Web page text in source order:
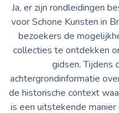
Ja, er zijn rondleidingen
voor Schone Kunsten in
bezoekers de
collecties te ontdekken
gidsen. Tijdens
achtergrondinformatie
de historische context
is een uitstekende